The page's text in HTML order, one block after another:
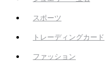
スポーツ
トレーディングカード
ファッション